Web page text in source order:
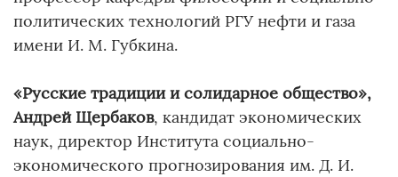
политических технологий РГУ нефти и газа
имени И. М. Губкина.
«Русские традиции и солидарное общество»,
Андрей Щербаков, кандидат экономических
наук, директор Института социально-
экономического прогнозирования им. Д. И.